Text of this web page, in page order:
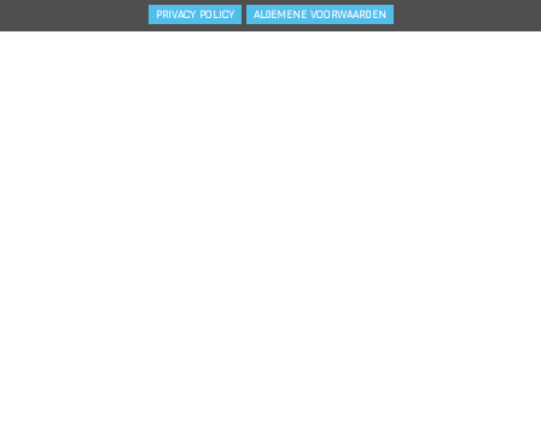
PRIVACY POLICY ALGEMENE VOORWAARDEN